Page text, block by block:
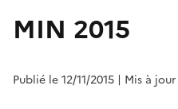
MIN 2015
Publié le 12/11/2015 | Mis à